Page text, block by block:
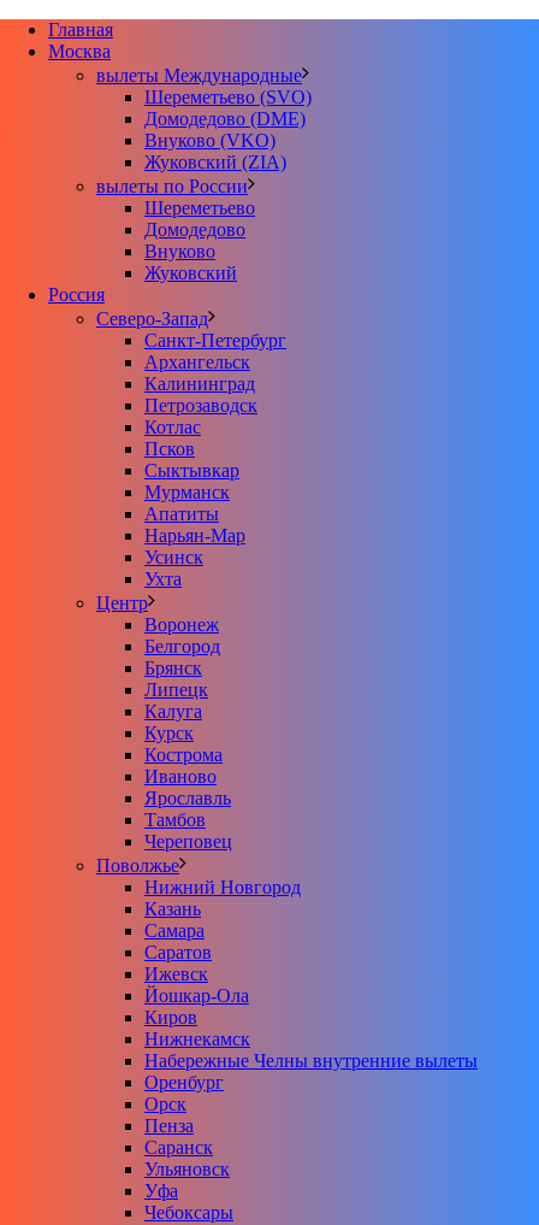
Главная
Москва
вылеты Международные
Шереметьево (SVO)
Домодедово (DME)
Внуково (VKO)
Жуковский (ZIA)
вылеты по России
Шереметьево
Домодедово
Внуково
Жуковский
Россия
Северо-Запад
Санкт-Петербург
Архангельск
Калининград
Петрозаводск
Котлас
Псков
Сыктывкар
Мурманск
Апатиты
Нарьян-Мар
Усинск
Ухта
Центр
Воронеж
Белгород
Брянск
Липецк
Калуга
Курск
Кострома
Иваново
Ярославль
Тамбов
Череповец
Поволжье
Нижний Новгород
Казань
Самара
Саратов
Ижевск
Йошкар-Ола
Киров
Нижнекамск
Набережные Челны внутренние вылеты
Оренбург
Орск
Пенза
Саранск
Ульяновск
Уфа
Чебоксары